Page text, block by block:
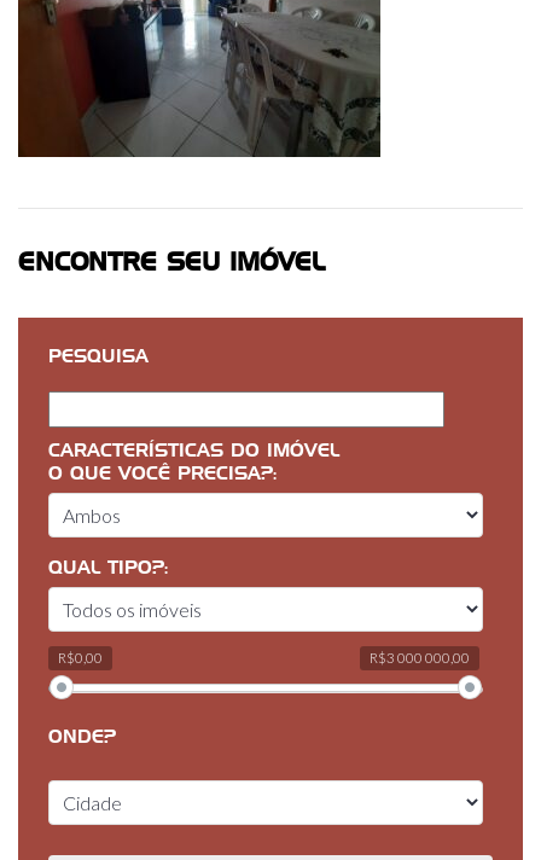
ENCONTRE SEU IMÓVEL
PESQUISA
CARACTERÍSTICAS DO IMÓVEL
O QUE VOCÊ PRECISA?:
QUAL TIPO?:
R$0,00 R$3 000 000,00
ONDE?